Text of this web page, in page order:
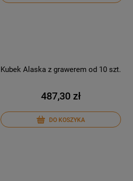
Kubek Alaska z grawerem od 10 szt.
487,30 zł
DO KOSZYKA